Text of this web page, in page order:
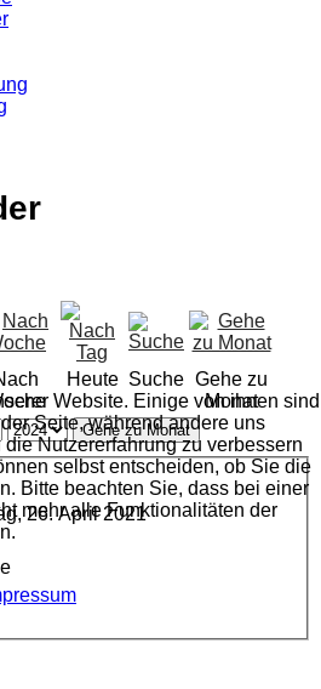
Heute Suche Gehe zu
Monat
Gehe zu Monat
26. April 2021
Website. Einige von ihnen sind
Seite, während andere uns
Nutzererfahrung zu verbessern
selbst entscheiden, ob Sie die
Bitte beachten Sie, dass bei einer
mehr alle Funktionalitäten der